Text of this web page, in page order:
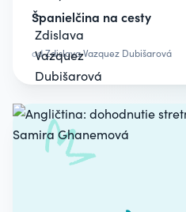
Španielčina na cesty
odZdislava Vazquez Dubišarová